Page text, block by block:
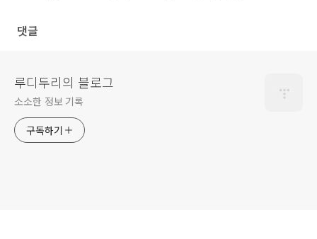
댓글
루디두리의 블로그
소소한 정보 기록
구독하기